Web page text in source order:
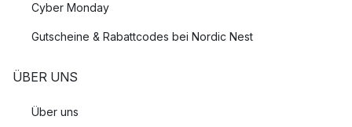
Cyber Monday
Gutscheine & Rabattcodes bei Nordic Nest
ÜBER UNS
Über uns